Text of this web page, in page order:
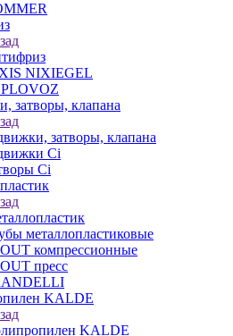
NIXIEGEL
затворы, клапана
затворы, клапана
Ci
Ci
металлопластиковые
компрессионные
пресс
KALDE
KALDE